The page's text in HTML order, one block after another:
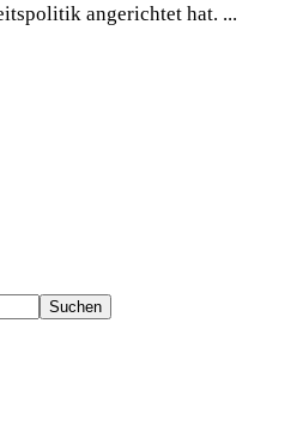
angerichtet hat. ...
Suchen